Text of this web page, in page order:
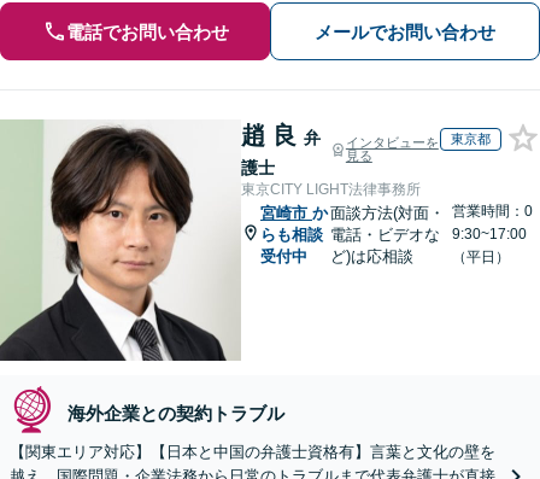
電話でお問い合わせ メールでお問い合わせ
趙 良 弁
護士
インタビューを
見る
東京都
東京CITY LIGHT法律事務所
宮崎市 か
らも相談
受付中
面談方法(対面・
電話・ビデオな
ど)は応相談
営業時間：0
9:30~17:00
（平日）
海外企業との契約トラブル
【関東エリア対応】【日本と中国の弁護士資格有】言葉と文化の壁を